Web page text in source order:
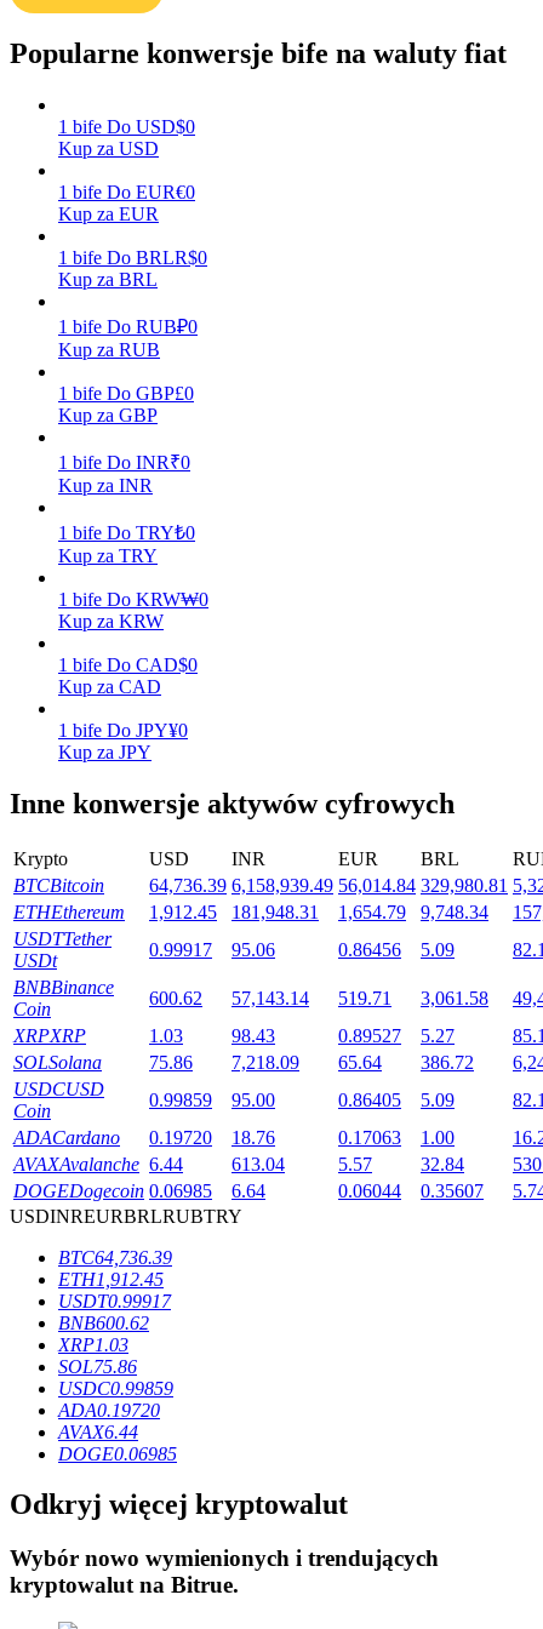
Mocna Świnka
Codziennie zdobywaj konkurencyjne nagrody
Stawianie
Wysokie zyski i natychmiastowy dostęp
Launchpool
Elastyczne stawianie zakładów, aby zarabiać na popularnych
tokenach
Blokady BTR
Ekskluzywne inwestycje dla posiadaczy BTR
Pożyczki
Usługa pożyczek wspieranych kryptowalutami
Popularne konwersje bife na waluty fiat
1 bife Do USD$0
Kup za USD
1 bife Do EUR€0
Kup za EUR
1 bife Do BRLR$0
Kup za BRL
1 bife Do RUB₽0
Kup za RUB
1 bife Do GBP£0
Kup za GBP
1 bife Do INR₹0
Kup za INR
1 bife Do TRY₺0
Kup za TRY
1 bife Do KRW₩0
Kup za KRW
1 bife Do CAD$0
Kup za CAD
1 bife Do JPY¥0
Kup za JPY
Inne konwersje aktywów cyfrowych
Krypto USD INR EUR BRL
BTCBitcoin 64,736.39 6,158,939.49 56,014.84 329,980.81
ETHEthereum 1,912.45 181,948.31 1,654.79 9,748.34
USDTTether
USDt
0.99917 95.06 0.86456 5.09
BNBBinance
Coin
600.62 57,143.14 519.71 3,061.58
XRPXRP 1.03 98.43 0.89527 5.27
SOLSolana 75.86 7,218.09 65.64 386.72
USDCUSD
Coin
0.99859 95.00 0.86405 5.09
ADACardano 0.19720 18.76 0.17063 1.00
AVAXAvalanche 6.44 613.04 5.57 32.84
DOGEDogecoin 0.06985 6.64 0.06044 0.35607
USDINREURBRLRUBTRY
BTC64,736.39
ETH1,912.45
USDT0.99917
BNB600.62
XRP1.03
SOL75.86
USDC0.99859
ADA0.19720
AVAX6.44
DOGE0.06985
Odkryj więcej kryptowalut
Wybór nowo wymienionych i trendujących
kryptowalut na Bitrue.